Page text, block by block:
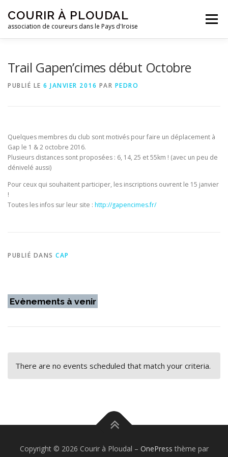
contenu
COURIR À PLOUDAL
association de coureurs dans le Pays d'Iroise
Menu
CONTACTEZ-NOUS !
Trail Gapen’cimes début Octobre
PUBLIÉ LE 6 JANVIER 2016 PAR PEDRO
Quelques membres du club sont motivés pour faire un déplacement à
Gap le 1 & 2 octobre 2016.
Plusieurs distances sont proposées : 6, 14, 25 et 55km ! (avec un peu de
dénivelé aussi)
Pour ceux qui souhaitent participer, les inscriptions ouvrent le 15 janvier
!
Toutes les infos sur leur site : http://gapencimes.fr/
PUBLIÉ DANS CAP
Evènements à venir
There are no events scheduled that match your criteria.
Copyright © 2026 Courir à Ploudal – OnePress thème par